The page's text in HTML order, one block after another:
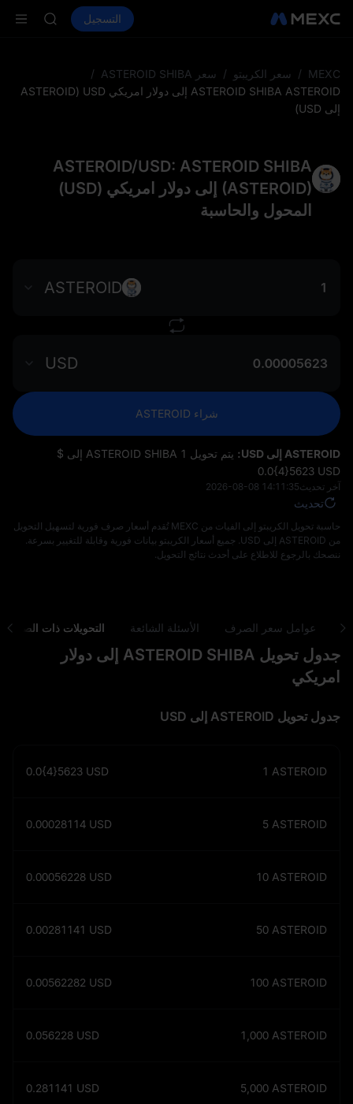
الأسواق العقود الفوريةالتسجيل
SKYAI
AAOI
MEXC
/ سعر الكريبتو / سعر ASTEROID SHIBA
/
ASTEROID SHIBA ASTEROID إلى دولار امريكي USD (ASTEROID
إلى USD)
ASTEROID/USD: ASTEROID SHIBA
(ASTEROID) إلى دولار امريكي (USD)
المحول والحاسبة
ASTEROID
USD
شراء ASTEROID
ASTEROID إلى USD:
يتم تحويل 1 ASTEROID SHIBA إلى $
‎0.0{4}5623 USD
آخر تحديث2026-08-08 14:11:35
تحديث
حاسبة تحويل الكريبتو إلى الفيات من MEXC تُقدم أسعار صرف فورية لتسهيل التحويل
من ASTEROID إلى USD. جميع أسعار الكريبتو بيانات فورية وقابلة للتغيير بسرعة.
ننصحك بالرجوع للاطلاع على أحدث نتائج التحويل.
عوامل سعر الصرف الأسئلة الشائعة التحويلات ذات الصلة
جدول تحويل ASTEROID SHIBA إلى دولار
امريكي
جدول تحويل ASTEROID إلى USD
1 ASTEROID
0.0{4}5623 USD
5 ASTEROID
0.00028114 USD
10 ASTEROID
0.00056228 USD
50 ASTEROID
0.00281141 USD
100 ASTEROID
0.00562282 USD
1,000 ASTEROID
0.056228 USD
5,000 ASTEROID
0.281141 USD